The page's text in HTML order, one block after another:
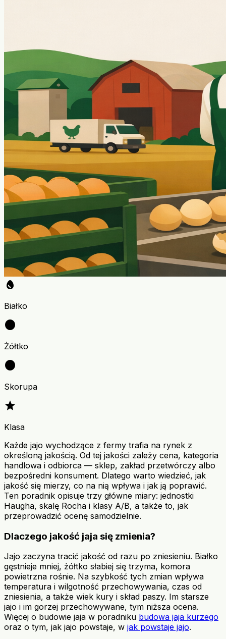
egg
Białko
circle
Żółtko
panorama_fish_eye
Skorupa
grade
Klasa
Każde jajo wychodzące z fermy trafia na rynek z
określoną jakością. Od tej jakości zależy cena, kategoria
handlowa i odbiorca — sklep, zakład przetwórczy albo
bezpośredni konsument. Dlatego warto wiedzieć, jak
jakość się mierzy, co na nią wpływa i jak ją poprawić.
Ten poradnik opisuje trzy główne miary: jednostki
Haugha, skalę Rocha i klasy A/B, a także to, jak
przeprowadzić ocenę samodzielnie.
Dlaczego jakość jaja się zmienia?
Jajo zaczyna tracić jakość od razu po zniesieniu. Białko
gęstnieje mniej, żółtko słabiej się trzyma, komora
powietrzna rośnie. Na szybkość tych zmian wpływa
temperatura i wilgotność przechowywania, czas od
zniesienia, a także wiek kury i skład paszy. Im starsze
jajo i im gorzej przechowywane, tym niższa ocena.
Więcej o budowie jaja w poradniku budowa jaja kurzego
oraz o tym, jak jajo powstaje, w jak powstaje jajo.